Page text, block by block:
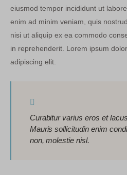
eiusmod tempor incididunt ut
enim ad minim veniam, quis
nisi ut aliquip ex ea commodo
in reprehenderit. Lorem ipsum
adipiscing elit.
Curabitur varius eros et
Mauris sollicitudin enim
non, molestie nisl.